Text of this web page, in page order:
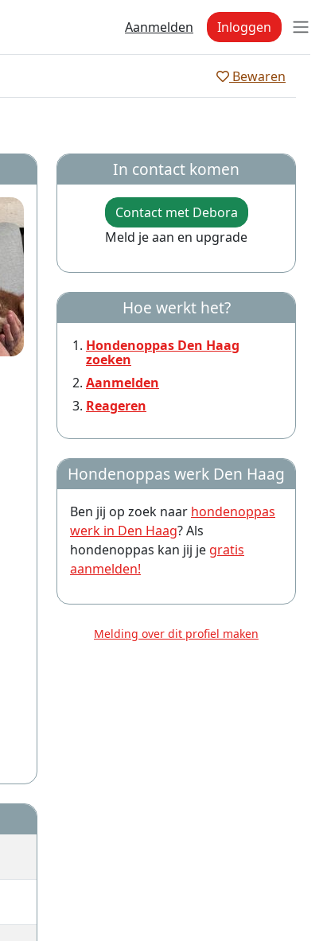
Aanmelden Inloggen
Bewaren
In contact komen
Contact met Debora
Meld je aan en upgrade
Hoe werkt het?
Hondenoppas Den Haag
zoeken
Aanmelden
Reageren
Hondenoppas werk Den Haag
Ben jij op zoek naar hondenoppas
werk in Den Haag? Als
hondenoppas kan jij je gratis
aanmelden!
Melding over dit profiel maken